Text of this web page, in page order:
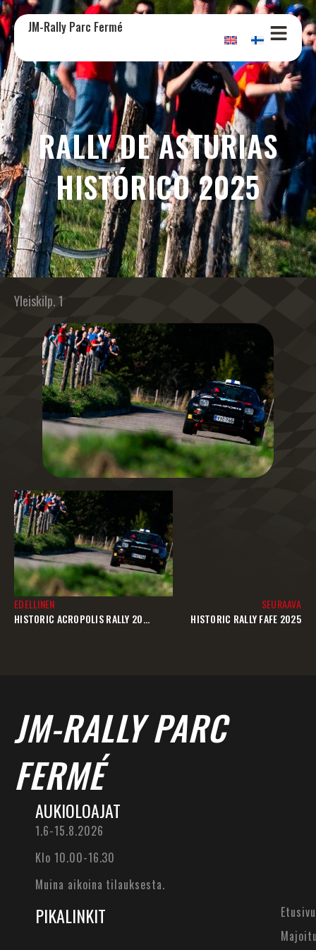
JM-Rally Parc Fermé
RALLY DE ASTURIAS
HISTÓRICO 2025
Yleiskilp. 1
EDELLINEN
HISTORIC ACROPOLIS RALLY 2025
SEURAAVA
HISTORIC RALLY FAFE 2025
JM-RALLY PARC
FERMÉ
AUKIOLOAJAT
1.6-15.8.2026
Klo 10.00-16.30
Muina aikoina tilauksesta.
PIKALINKIT
Etusivu